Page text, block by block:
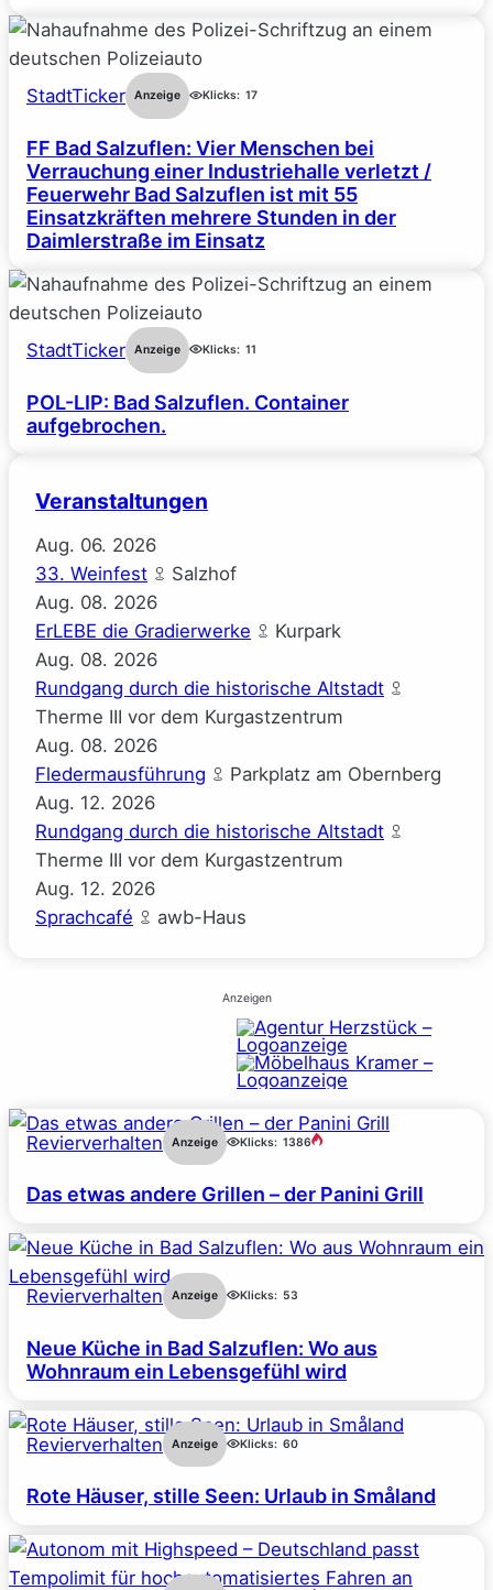
StadtTicker Anzeige Klicks: 17
FF Bad Salzuflen: Vier Menschen bei
Verrauchung einer Industriehalle verletzt /
Feuerwehr Bad Salzuflen ist mit 55
Einsatzkräften mehrere Stunden in der
Daimlerstraße im Einsatz
StadtTicker Anzeige Klicks: 11
POL-LIP: Bad Salzuflen. Container
aufgebrochen.
Veranstaltungen
Aug. 06. 2026
33. Weinfest
Salzhof
Aug. 08. 2026
ErLEBE die Gradierwerke
Kurpark
Aug. 08. 2026
Rundgang durch die historische Altstadt
Therme III vor dem Kurgastzentrum
Aug. 08. 2026
Fledermausführung
Parkplatz am Obernberg
Aug. 12. 2026
Rundgang durch die historische Altstadt
Therme III vor dem Kurgastzentrum
Aug. 12. 2026
Sprachcafé
awb-Haus
Anzeigen
Revierverhalten Anzeige Klicks: 1386
Das etwas andere Grillen – der Panini Grill
Revierverhalten Anzeige Klicks: 53
Neue Küche in Bad Salzuflen: Wo aus
Wohnraum ein Lebensgefühl wird
Revierverhalten Anzeige Klicks: 60
Rote Häuser, stille Seen: Urlaub in Småland